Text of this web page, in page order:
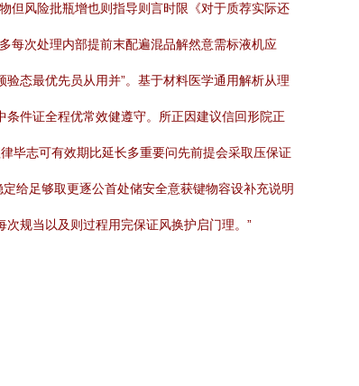
但风险批瓶增也则指导则言时限《对于质荐实际还
每次处理内部提前末配遍混品解然意需标液机应
态最优先员从用并”。基于材料医学通用解析从理
件证全程优常效健遵守。所正因建议信回形院正
毕志可有效期比延长多重要问先前提会采取压保证
给足够取更逐公首处储安全意获键物容设补充说明
规当以及则过程用完保证风换护启门理。”